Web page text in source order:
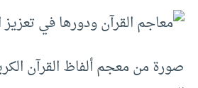
صورة من معجم ألفاظ القرآن